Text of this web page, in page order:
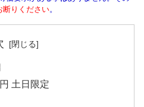
断りください。
土日限定